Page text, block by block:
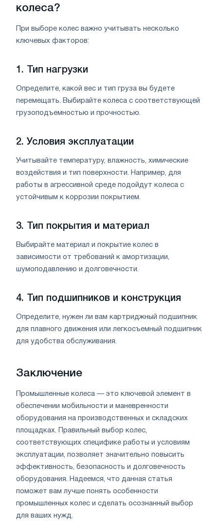
колеса?
При выборе колес важно учитывать несколько
ключевых факторов:
1. Тип нагрузки
Определите, какой вес и тип груза вы будете
перемещать. Выбирайте колеса с соответствующей
грузоподъемностью и прочностью.
2. Условия эксплуатации
Учитывайте температуру, влажность, химические
воздействия и тип поверхности. Например, для
работы в агрессивной среде подойдут колеса с
устойчивым к коррозии покрытием.
3. Тип покрытия и материал
Выбирайте материал и покрытие колес в
зависимости от требований к амортизации,
шумоподавлению и долговечности.
4. Тип подшипников и конструкция
Определите, нужен ли вам картриджный подшипник
для плавного движения или легкосъемный подшипник
для удобства обслуживания.
Заключение
Промышленные колеса — это ключевой элемент в
обеспечении мобильности и маневренности
оборудования на производственных и складских
площадках. Правильный выбор колес,
соответствующих специфике работы и условиям
эксплуатации, позволяет значительно повысить
эффективность, безопасность и долговечность
оборудования. Надеемся, что данная статья
поможет вам лучше понять особенности
промышленных колес и сделать осознанный выбор
для ваших нужд.